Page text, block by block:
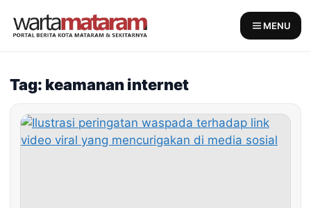
MENU
Tag: keamanan internet